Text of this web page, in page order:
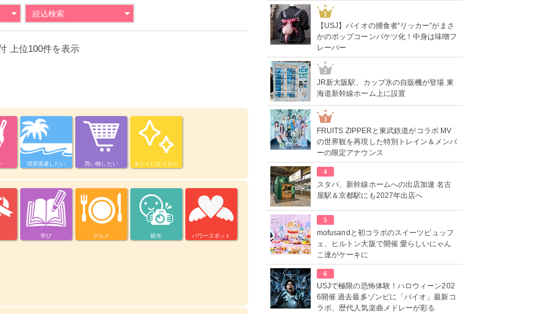
絞込検索
上位100件を表示
現実逃避したい 買い物したい キレイになりたい
学び グルメ 観光 パワースポット
1
【USJ】バイオの捕食者“リッカー”がまさ
かのポップコーンバケツ化！中身は味噌フ
レーバー
2
JR新大阪駅、カップ氷の自販機が登場 東
海道新幹線ホーム上に設置
3
FRUITS ZIPPERと東武鉄道がコラボ MV
の世界観を再現した特別トレイン＆メンバ
ーの限定アナウンス
4
スタバ、新幹線ホームへの出店加速 名古
屋駅＆京都駅にも2027年出店へ
5
mofusandと初コラボのスイーツビュッフ
ェ、ヒルトン大阪で開催 愛らしいにゃん
こ達がケーキに
6
USJで極限の恐怖体験！ハロウィーン202
6開催 過去最多ゾンビに「バイオ」最新コ
ラボ、歴代人気楽曲メドレーが彩る